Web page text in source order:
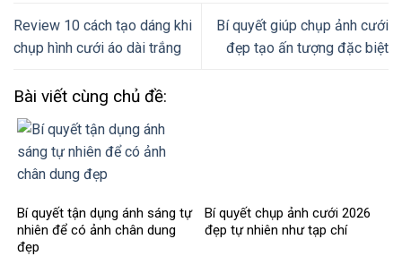
Review 10 cách tạo dáng khi
chụp hình cưới áo dài trắng
Bí quyết giúp chụp ảnh cưới
đẹp tạo ấn tượng đặc biệt
Bài viết cùng chủ đề:
Bí quyết tận dụng ánh sáng tự
nhiên để có ảnh chân dung
đẹp
Bí quyết chụp ảnh cưới 2026
đẹp tự nhiên như tạp chí